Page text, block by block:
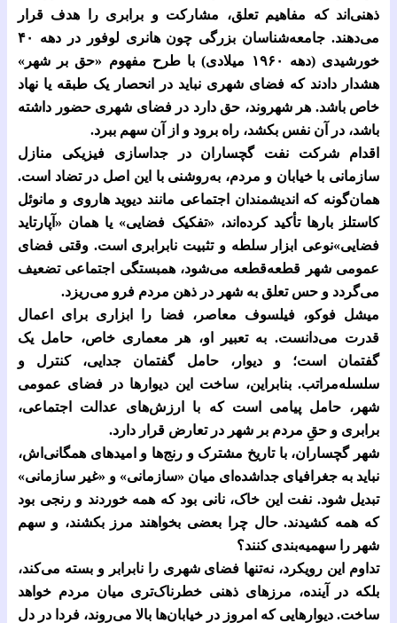
ذهنی‌اند که مفاهیم تعلق، مشارکت و برابری را هدف قرار
می‌دهند. جامعه‌شناسان بزرگی چون هانری لوفور در دهه
۴۰
خورشیدی (دهه
۱۹۶۰
میلادی) با طرح مفهوم «حق بر شهر»
هشدار دادند که فضای شهری نباید در انحصار یک طبقه یا نهاد
خاص باشد. هر شهروند، حق دارد در فضای شهری حضور داشته
باشد، در آن نفس بکشد، راه برود و از آن سهم ببرد.
اقدام شرکت نفت گچساران در جداسازی فیزیکی منازل
سازمانی با خیابان و مردم، به‌روشنی با این اصل در تضاد است.
همان‌گونه که اندیشمندان اجتماعی مانند دیوید هاروی و مانوئل
کاستلز بارها تأکید کرده‌اند، «تفکیک فضایی» یا همان «آپارتاید
فضایی»نوعی ابزار سلطه و تثبیت نابرابری است. وقتی فضای
عمومی شهر قطعه‌قطعه می‌شود، همبستگی اجتماعی تضعیف
می‌گردد و حس تعلق به شهر در ذهن مردم فرو می‌ریزد.
میشل فوکو، فیلسوف معاصر، فضا را ابزاری برای اعمال
قدرت می‌دانست. به تعبیر او، هر معماری خاص، حامل یک
گفتمان است؛ و دیوار، حامل گفتمان جدایی، کنترل و
سلسله‌مراتب. بنابراین، ساخت این دیوارها در فضای عمومی
شهر، حامل پیامی است که با ارزش‌های عدالت اجتماعی،
برابری و حقِ مردم بر شهر در تعارض قرار دارد.
شهر گچساران، با تاریخ مشترک و رنج‌ها و امیدهای همگانی‌اش،
نباید به جغرافیای جداشده‌ای میان «سازمانی» و «غیر سازمانی»
تبدیل شود. نفت این خاک، نانی بود که همه خوردند و رنجی بود
که همه کشیدند. حال چرا بعضی بخواهند مرز بکشند، و سهم
شهر را سهمیه‌بندی کنند؟
تداوم این رویکرد، نه‌تنها فضای شهری را نابرابر و بسته می‌کند،
بلکه در آینده، مرزهای ذهنی خطرناک‌تری میان مردم خواهد
ساخت. دیوارهایی که امروز در خیابان‌ها بالا می‌روند، فردا در دل